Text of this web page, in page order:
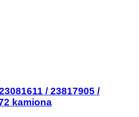
/ 23817905 /
kamiona